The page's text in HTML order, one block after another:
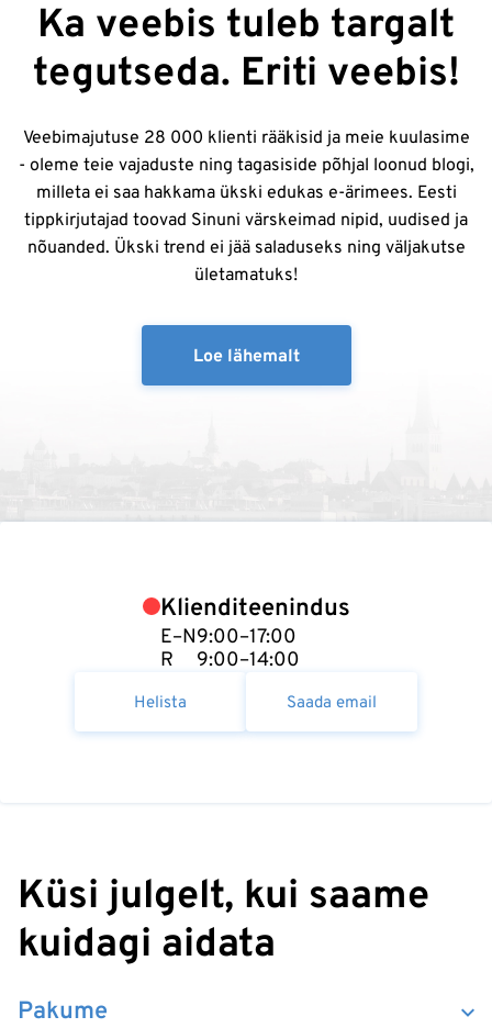
Ka veebis tuleb targalt
tegutseda. Eriti veebis!
Veebimajutuse 28 000 klienti rääkisid ja meie kuulasime
- oleme teie vajaduste ning tagasiside põhjal loonud blogi,
milleta ei saa hakkama ükski edukas e-ärimees. Eesti
tippkirjutajad toovad Sinuni värskeimad nipid, uudised ja
nõuanded. Ükski trend ei jää saladuseks ning väljakutse
ületamatuks!
Loe lähemalt
Klienditeenindus
E–N
R
9:00–17:00
9:00–14:00
Helista Saada email
Küsi julgelt, kui saame
kuidagi aidata
Pakume